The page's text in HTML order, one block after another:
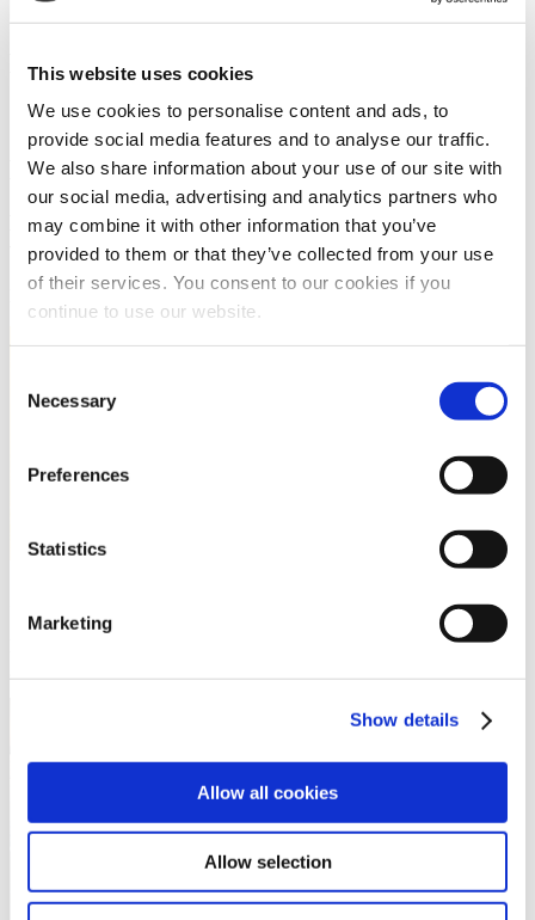
This website uses cookies
We use cookies to personalise content and ads, to
provide social media features and to analyse our traffic.
We also share information about your use of our site with
our social media, advertising and analytics partners who
may combine it with other information that you’ve
provided to them or that they’ve collected from your use
of their services. You consent to our cookies if you
continue to use our website.
Selection
Necessary
Preferences
Statistics
Marketing
Show details
Allow all cookies
Allow selection
Nieuws en nieuwe ontwikkelingen
Over ons bedrijf
Nieuws
Het nieuwe kunststof Origineel Werkstoff ״S״ plus+®
white ESD
Niet tegenspreken: witte en tegelijkertijd geleidende kunststof
Zonnepaneel-installatie op de bedrijfshal van Mata
Eind december 2019 is de zonnepaneel-installatie officieel in